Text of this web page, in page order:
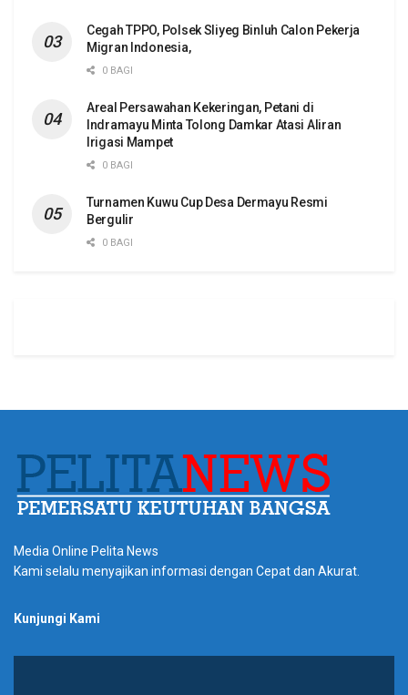
Cegah TPPO, Polsek Sliyeg Binluh Calon Pekerja
Migran Indonesia,
0 BAGI
Areal Persawahan Kekeringan, Petani di
Indramayu Minta Tolong Damkar Atasi Aliran
Irigasi Mampet
0 BAGI
Turnamen Kuwu Cup Desa Dermayu Resmi
Bergulir
0 BAGI
Media Online Pelita News
Kami selalu menyajikan informasi dengan Cepat dan Akurat.
Kunjungi Kami